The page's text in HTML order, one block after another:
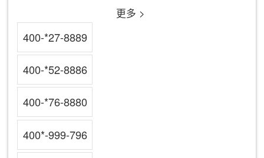
更多 >
400-*27-8889
400-*52-8886
400-*76-8880
400*-999-796